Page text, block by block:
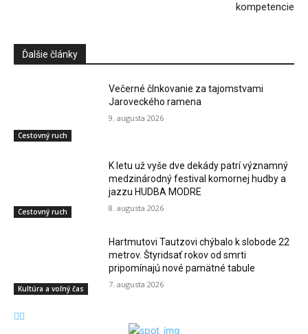
kompetencie
Ďalšie články
Cestovný ruch
Večerné člnkovanie za tajomstvami
Jaroveckého ramena
9. augusta 2026
Cestovný ruch
K letu už vyše dve dekády patrí významný
medzinárodný festival komornej hudby a
jazzu HUDBA MODRE
8. augusta 2026
Kultúra a voľný čas
Hartmutovi Tautzovi chýbalo k slobode 22
metrov. Štyridsať rokov od smrti
pripomínajú nové pamätné tabule
7. augusta 2026